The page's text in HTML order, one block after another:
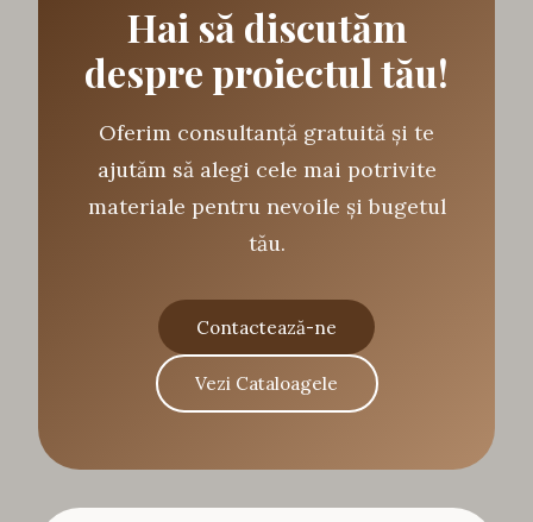
Hai să discutăm
despre proiectul tău!
Oferim consultanță gratuită și te
ajutăm să alegi cele mai potrivite
materiale pentru nevoile și bugetul
tău.
Contactează-ne
Vezi Cataloagele